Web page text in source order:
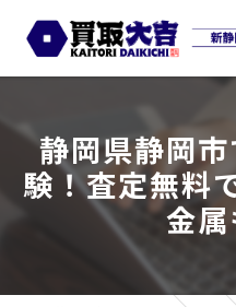
静岡県静岡
験！査定無料
金